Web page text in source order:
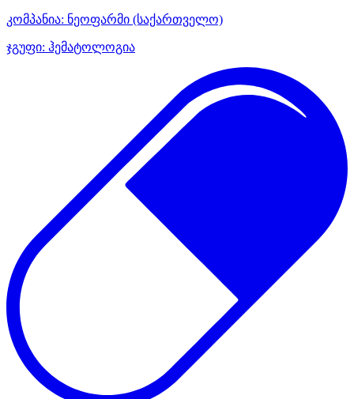
კომპანია: ნეოფარმი (საქართველო)
ჯგუფი: ჰემატოლოგია